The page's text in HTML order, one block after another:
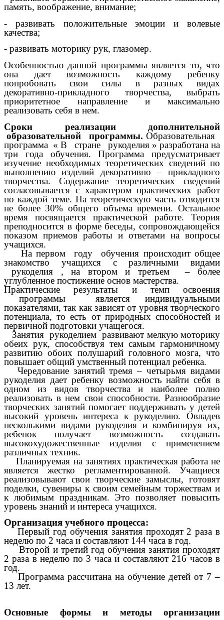
память, воображение, внимание;
- развивать положительные эмоции и волевые
качества;
- развивать моторику рук, глазомер.
Особенностью данной программы является то, что
она дает возможность каждому ребенку
попробовать свои силы в разных видах
декоративно-прикладного творчества, выбрать
приоритетное направление и максимально
реализовать себя в нем.
Сроки реализации дополнительной
образовательной программы. Образовательная
программа « В стране рукоделия » разработана на
три года обучения. Программа предусматривает
изучение необходимых теоретических сведений по
выполнению изделий декоративно – прикладного
творчества. Содержание теоретических сведений
согласовывается с характером практических работ
по каждой теме. На теоретическую часть отводится
не более 30% общего объема времени. Остальное
время посвящается практической работе. Теория
преподносится в форме беседы, сопровождающейся
показом приемов работы и ответами на вопросы
учащихся.
На первом году обучения происходит общее
знакомство учащихся с различными видами
рукоделия , на втором и третьем – более
углубленное постижение основ мастерства.
Практические результаты и темп освоения
программы является индивидуальными
показателями, так как зависят от уровня творческого
потенциала, то есть от природных способностей и
первичной подготовки учащегося.
Занятия рукоделием развивают мелкую моторику
обеих рук, способствуя тем самым гармоничному
развитию обоих полушарий головного мозга, что
повышает общий умственный потенциал ребенка.
Чередование занятий тремя – четырьмя видами
рукоделия дает ребенку возможность найти себя в
одном из видов творчества и наиболее полно
реализовать в нем свои способности. Разнообразие
творческих занятий помогает поддерживать у детей
высокий уровень интереса к рукоделию. Овладев
несколькими видами рукоделия и комбинируя их,
ребенок получает возможность создавать
высокохудожественные изделия с применением
различных техник.
Планируемая на занятиях практическая работа не
является жестко регламентированной. Учащиеся
реализовывают свои творческие замыслы, готовят
поделки, сувениры к своим семейным торжествам и
к любимым праздникам. Это позволяет повысить
уровень знаний и интереса учащихся.
Организация учебного процесса:
Первый год обучения занятия проходят 2 раза в
неделю по 2 часа и составляют 144 часа в год.
Второй и третий год обучения занятия проходят
2 раза в неделю по 3 часа и составляют 216 часов в
год.
Программа рассчитана на обучение детей от 7 –
13 лет.
Основные формы и методы организации